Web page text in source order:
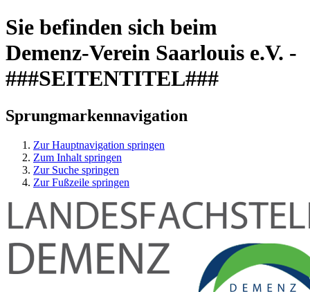
Sie befinden sich beim
Demenz-Verein Saarlouis e.V. -
###SEITENTITEL###
Sprungmarkennavigation
Zur Hauptnavigation springen
Zum Inhalt springen
Zur Suche springen
Zur Fußzeile springen